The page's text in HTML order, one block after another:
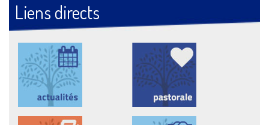
Liens directs